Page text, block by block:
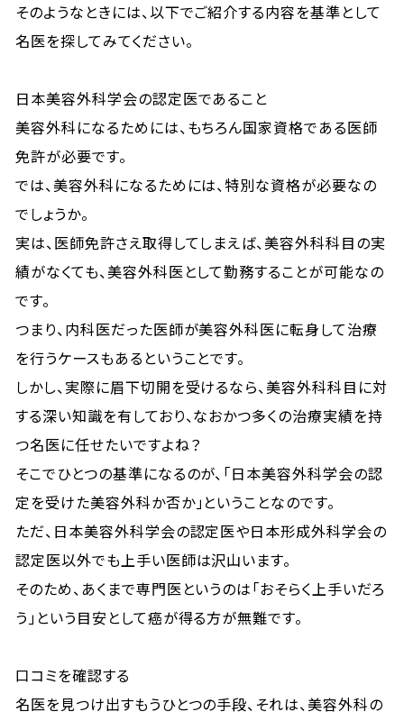
そのようなときには、以下でご紹介する内容を基準として
名医を探してみてください。
日本美容外科学会の認定医であること
美容外科になるためには、もちろん国家資格である医師
免許が必要です。
では、美容外科になるためには、特別な資格が必要なの
でしょうか。
実は、医師免許さえ取得してしまえば、美容外科科目の実
績がなくても、美容外科医として勤務することが可能なの
です。
つまり、内科医だった医師が美容外科医に転身して治療
を行うケースもあるということです。
しかし、実際に眉下切開を受けるなら、美容外科科目に対
する深い知識を有しており、なおかつ多くの治療実績を持
つ名医に任せたいですよね？
そこでひとつの基準になるのが、「日本美容外科学会の認
定を受けた美容外科か否か」ということなのです。
ただ、日本美容外科学会の認定医や日本形成外科学会の
認定医以外でも上手い医師は沢山います。
そのため、あくまで専門医というのは「おそらく上手いだろ
う」という目安として癌が得る方が無難です。
口コミを確認する
名医を見つけ出すもうひとつの手段、それは、美容外科の